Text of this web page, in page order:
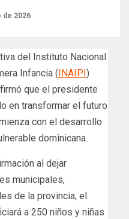
de 2026
del Instituto Nacional
Infancia ( INAIPI )
que el presidente
en transformar el futuro
con el desarrollo
dominicana.
al dejar
municipales,
de la provincia, el
a 250 niños y niñas